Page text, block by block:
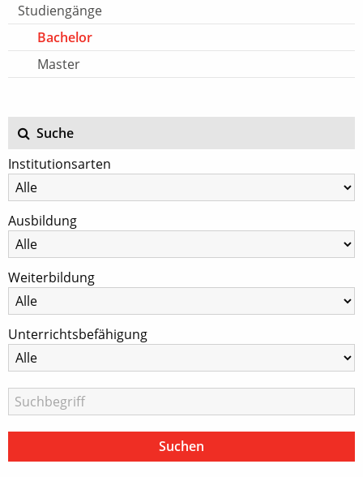
Studiengänge
Bachelor
Master
Suche
Institutionsarten
Ausbildung
Weiterbildung
Unterrichtsbefähigung